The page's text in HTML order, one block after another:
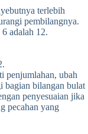
terlebih
pembilangnya.
adalah 12.
penjumlahan, ubah
bagian bilangan bulat
penyesuaian jika
pecahan yang